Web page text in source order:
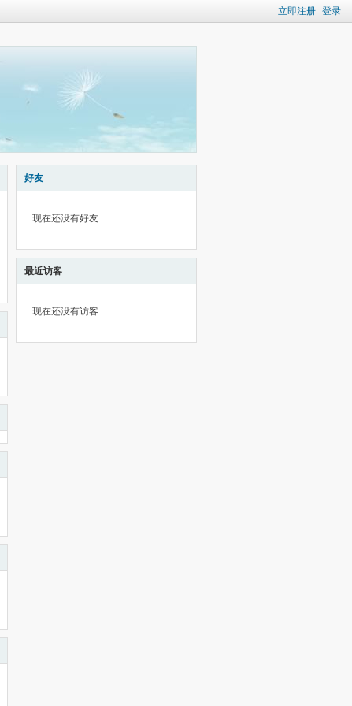
立即注册 登录
好友
现在还没有好友
最近访客
现在还没有访客